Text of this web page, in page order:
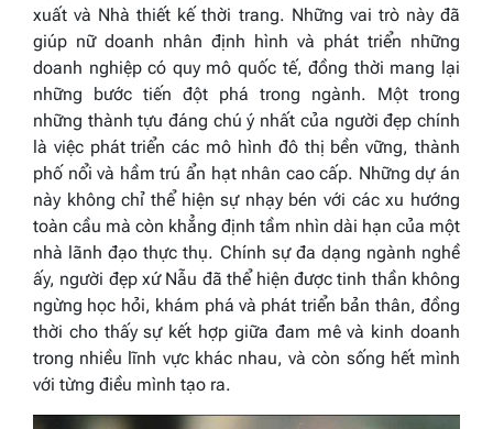
xuất và Nhà thiết kế thời trang. Những vai trò này đã
giúp nữ doanh nhân định hình và phát triển những
doanh nghiệp có quy mô quốc tế, đồng thời mang lại
những bước tiến đột phá trong ngành. Một trong
những thành tựu đáng chú ý nhất của người đẹp chính
là việc phát triển các mô hình đô thị bền vững, thành
phố nổi và hầm trú ẩn hạt nhân cao cấp. Những dự án
này không chỉ thể hiện sự nhạy bén với các xu hướng
toàn cầu mà còn khẳng định tầm nhìn dài hạn của một
nhà lãnh đạo thực thụ. Chính sự đa dạng ngành nghề
ấy, người đẹp xứ Nẫu đã thể hiện được tinh thần không
ngừng học hỏi, khám phá và phát triển bản thân, đồng
thời cho thấy sự kết hợp giữa đam mê và kinh doanh
trong nhiều lĩnh vực khác nhau, và còn sống hết mình
với từng điều mình tạo ra.